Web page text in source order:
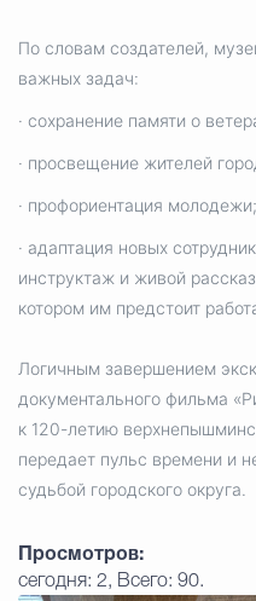
По словам создателей,
важных задач:
· сохранение памяти о
· просвещение жителей
· профориентация молодежи;
· адаптация новых
инструктаж и живой
котором им предстоит
Логичным завершением
документального фильма
к 120-летию
передает пульс времени и
судьбой городского округа.
Просмотров:
сегодня: 2, Всего: 90.